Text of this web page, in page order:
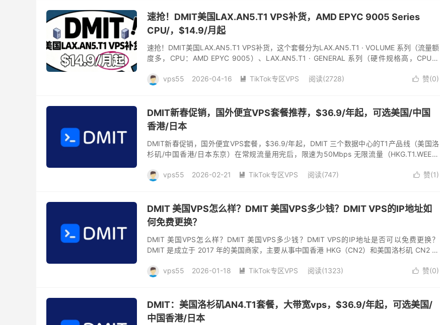
速抢！DMIT美国LAX.AN5.T1 VPS补货，AMD EPYC 9005 Series
CPU/，$14.9/月起
速抢！DMIT美国LAX.AN5.T1 VPS补货，这个套餐分为LAX.AN5.T1 · VOLUME 系列（流量额
度多，CPU：AMD EPYC 9005）、LAX.AN5.T1 · GENERAL 系列（硬件规格高，CPU：
 赞(0)
vps55 2026-04-16  TikTok专区VPS 阅读(2728)
DMIT新春促销，国外便宜VPS套餐推荐，$36.9/年起，可选美国/中国
香港/日本
DMIT新春促销，国外便宜VPS套餐，$36.9/年起，DMIT 三个数据中心的T1产品线（美国洛
杉矶/中国香港/日本东京）在常规流量用完后，限速为50Mbps 无限流量（HKG.T1.WEE、
 赞(1)
vps55 2026-02-21  TikTok专区VPS 阅读(747)
DMIT 美国VPS怎么样？DMIT 美国VPS多少钱？DMIT VPS的IP地址如
何免费更换？
DMIT 美国VPS怎么样？DMIT 美国VPS多少钱？DMIT VPS的IP地址是否可以免费更换？
DMIT 是成立于 2017 年的美国商家，主要从事中国香港 HKG（CN2）和美国洛杉矶 CN2 直
 赞(0)
vps55 2026-01-18  TikTok专区VPS 阅读(1323)
DMIT：美国洛杉矶AN4.T1套餐，大带宽vps，$36.9/年起，可选美国/
中国香港/日本